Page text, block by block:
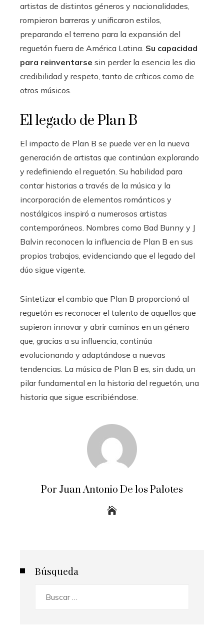
artistas de distintos géneros y nacionalidades,
rompieron barreras y unificaron estilos,
preparando el terreno para la expansión del
reguetón fuera de América Latina. Su capacidad
para reinventarse sin perder la esencia les dio
credibilidad y respeto, tanto de críticos como de
otros músicos.
El legado de Plan B
El impacto de Plan B se puede ver en la nueva
generación de artistas que continúan explorando
y redefiniendo el reguetón. Su habilidad para
contar historias a través de la música y la
incorporación de elementos románticos y
nostálgicos inspiró a numerosos artistas
contemporáneos. Nombres como Bad Bunny y J
Balvin reconocen la influencia de Plan B en sus
propios trabajos, evidenciando que el legado del
dúo sigue vigente.
Sintetizar el cambio que Plan B proporcionó al
reguetón es reconocer el talento de aquellos que
supieron innovar y abrir caminos en un género
que, gracias a su influencia, continúa
evolucionando y adaptándose a nuevas
tendencias. La música de Plan B es, sin duda, un
pilar fundamental en la historia del reguetón, una
historia que sigue escribiéndose.
Por Juan Antonio De los Palotes
Búsqueda